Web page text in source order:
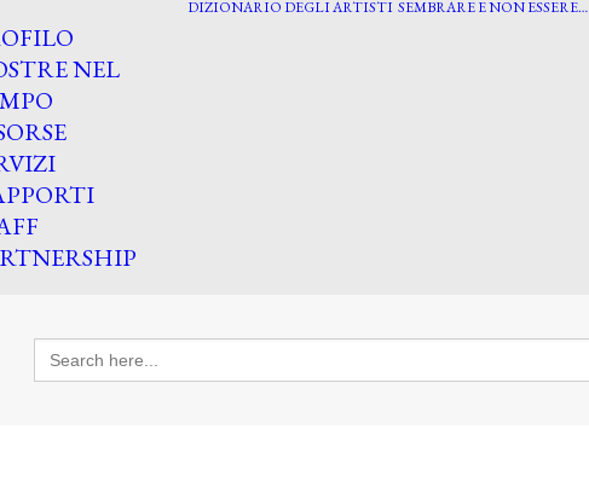
NEL
DIZIONARIO DEGLI ARTISTI SEMBRARE E NON ESSERE…
Search
for: